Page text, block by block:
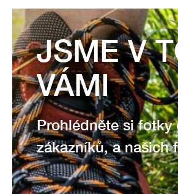
JSME V
VÁMI
Prohlédněte si fotky
zákazníků, a našich